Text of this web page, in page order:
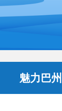
魅力巴州